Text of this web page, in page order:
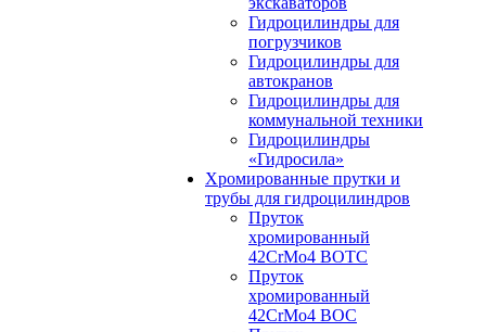
Гидроцилиндры для
погрузчиков
Гидроцилиндры для
автокранов
Гидроцилиндры для
коммунальной техники
Гидроцилиндры
«Гидросила»
Хромированные прутки и
трубы для гидроцилиндров
Пруток
хромированный
42CrMo4 BOTC
Пруток
хромированный
42CrMo4 BOC